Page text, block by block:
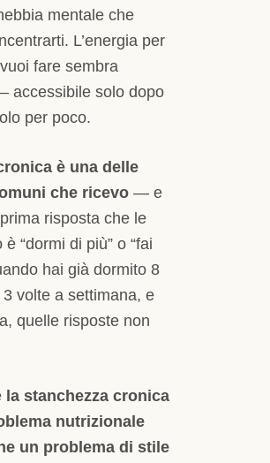
mentale che
L’energia per
fare sembra
accessibile solo dopo
per poco.
è una delle
che ricevo — e
risposta che le
“dormi di più” o “fai
hai già dormito 8
volte a settimana, e
quelle risposte non
la stanchezza cronica
nutrizionale
un problema di stile